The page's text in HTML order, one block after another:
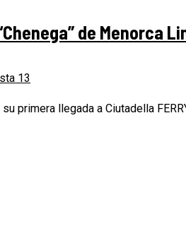
de Menorca
13
primera llegada a Ciutadella